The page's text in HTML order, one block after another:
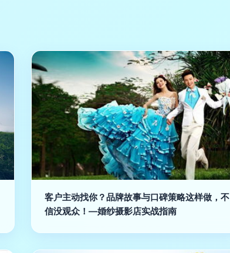
客户主动找你？品牌故事与口碑策略这样做，不
信没观众！—婚纱摄影店实战指南